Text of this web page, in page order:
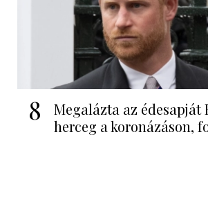
8
Megalázta az édesapját
herceg a koronázáson,